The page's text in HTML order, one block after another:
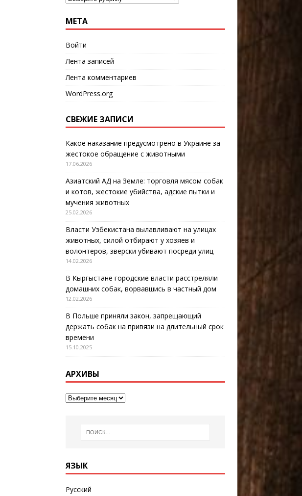
МЕТА
Войти
Лента записей
Лента комментариев
WordPress.org
СВЕЖИЕ ЗАПИСИ
Какое наказание предусмотрено в Украине за
жестокое обращение с животными
17.06.2026
Азиатский АД на Земле: торговля мясом собак
и котов, жестокие убийства, адские пытки и
мучения животных
25.02.2026
Власти Узбекистана вылавливают на улицах
животных, силой отбирают у хозяев и
волонтеров, зверски убивают посреди улиц
14.02.2026
В Кыргыстане городские власти расстреляли
домашних собак, ворвавшись в частный дом
12.02.2026
В Польше приняли закон, запрещающий
держать собак на привязи на длительный срок
времени
15.10.2025
АРХИВЫ
ЯЗЫК
Русский